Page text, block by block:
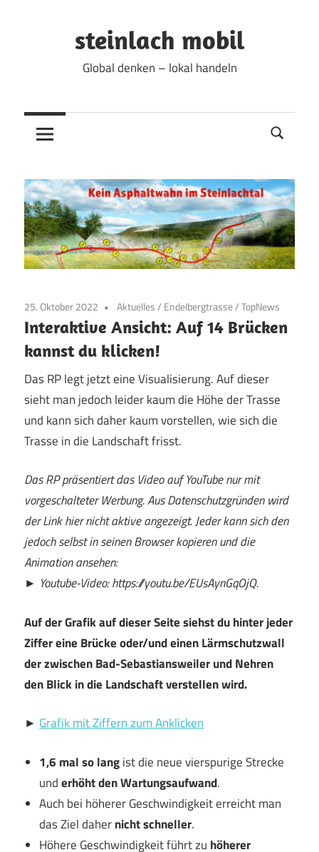
steinlach mobil
Global denken – lokal handeln
25. Oktober 2022 Aktuelles/ Endelbergtrasse/TopNews
Interaktive Ansicht: Auf 14 Brücken
kannst du klicken!
Das RP legt jetzt eine Visualisierung. Auf dieser
sieht man jedoch leider kaum die Höhe der Trasse
und kann sich daher kaum vorstellen, wie sich die
Trasse in die Landschaft frisst.
Das RP präsentiert das Video auf YouTube nur mit
vorgeschalteter Werbung. Aus Datenschutzgründen wird
der Link hier nicht aktive angezeigt. Jeder kann sich den
jedoch selbst in seinen Browser kopieren und die
Animation ansehen:
► Youtube-Video: https://youtu.be/EUsAynGqOjQ.
Auf der Grafik auf dieser Seite siehst du hinter jeder
Ziffer eine Brücke oder/und einen Lärmschutzwall
der zwischen Bad-Sebastiansweiler und Nehren
den Blick in die Landschaft verstellen wird.
► Grafik mit Ziffern zum Anklicken
1,6 mal so langist die neue vierspurige Strecke
underhöht den Wartungsaufwand.
Auch bei höherer Geschwindigkeit erreicht man
das Ziel dahernicht schneller.
Höhere Geschwindigkeit führt zu höherer